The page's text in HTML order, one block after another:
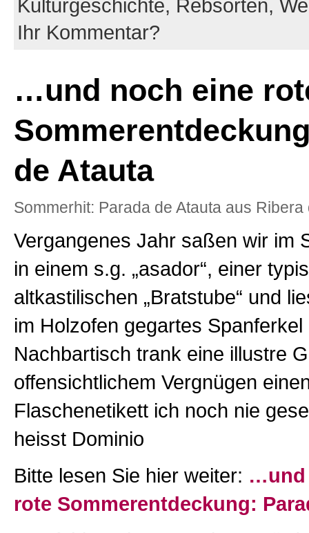
Kulturgeschichte, Rebsorten,
Ihr Kommentar?
…und noch eine
de Atauta
Sommerhit: Parada de Atauta aus Ribera
Vergangenes Jahr saßen wir im
in einem s.g. „asador“, einer
altkastilischen „Bratstube“ und
im Holzofen gegartes Spanferkel
Nachbartisch trank eine illustre
offensichtlichem Vergnügen
Flaschenetikett ich noch nie
heisst Dominio
Bitte lesen Sie hier weiter: …und
rote Sommerentdeckung: